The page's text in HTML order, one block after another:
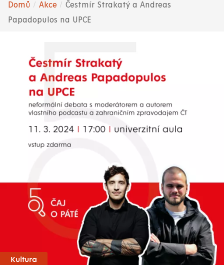
Drobečková
Domů Akce
Čestmír Strakatý a Andreas
Papadopulos na UPCE
Kultura